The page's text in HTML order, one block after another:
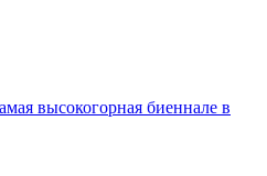
высокогорная биеннале в